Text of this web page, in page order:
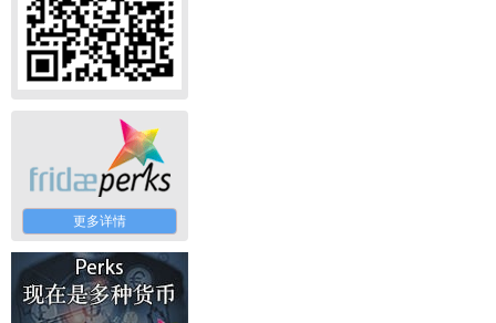
更多详情